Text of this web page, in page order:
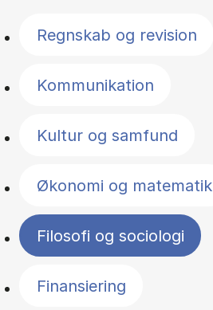
Regnskab og revision
Kommunikation
Kultur og samfund
Økonomi og matematik
Filosofi og sociologi
Finansiering